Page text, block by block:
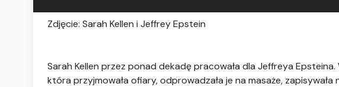
Zdjęcie: Sarah Kellen i Jeffrey Epstein
Sarah Kellen przez ponad dekadę pracowała dla Jeffreya
która przyjmowała ofiary, odprowadzała je na masaże,